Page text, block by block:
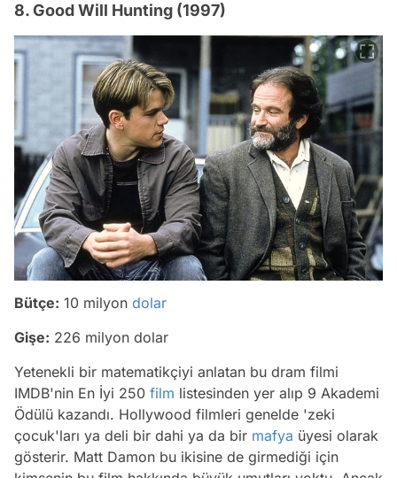
8. Good Will Hunting (1997)
Bütçe: 10 milyon dolar
Gişe: 226 milyon dolar
Yetenekli bir matematikçiyi anlatan bu dram filmi
IMDB'nin En İyi 250 film listesinden yer alıp 9 Akademi
Ödülü kazandı. Hollywood filmleri genelde 'zeki
çocuk'ları ya deli bir dahi ya da bir mafya üyesi olarak
gösterir. Matt Damon bu ikisine de girmediği için